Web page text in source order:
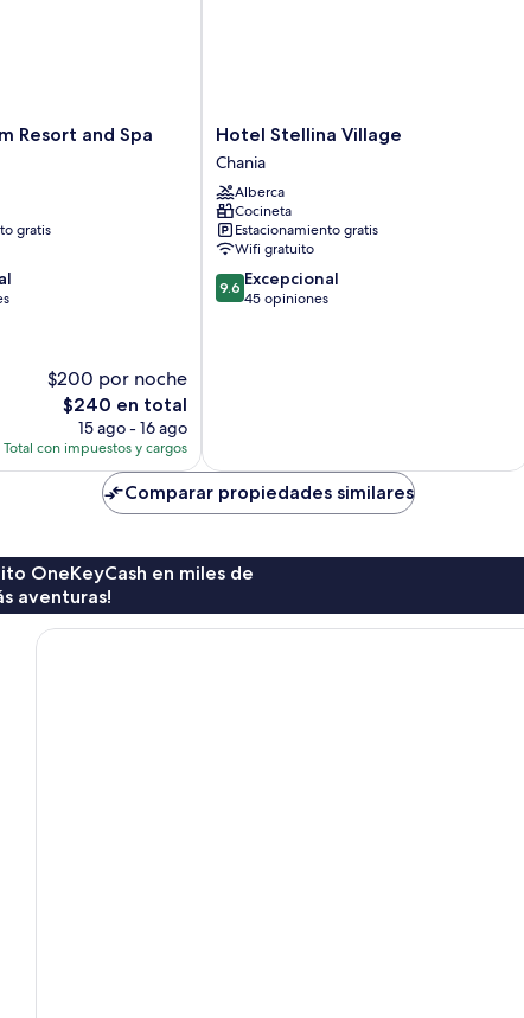
Resort and Spa
gratis
$200 por noche
El
precio
actual
es
$240 en total
15 ago - 16 ago
Total con impuestos y cargos
Hotel
Stellina
Village
Chania
Hotel Stellina Village
Chania
Alberca
Cocineta
Estacionamiento gratis
Wifi gratuito
9.6
de
9.6 Excepcional
45 opiniones
Comparar propiedades similares
OneKeyCash en miles de
aventuras!